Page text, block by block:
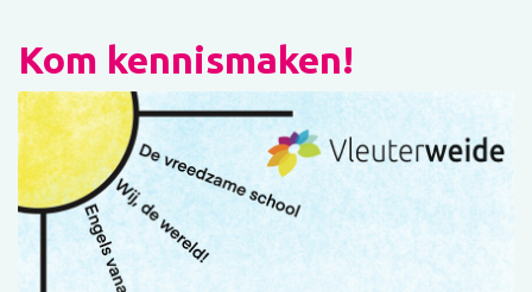
Kom kennismaken!